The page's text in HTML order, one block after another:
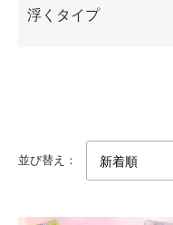
浮くタイプ
並び替え：